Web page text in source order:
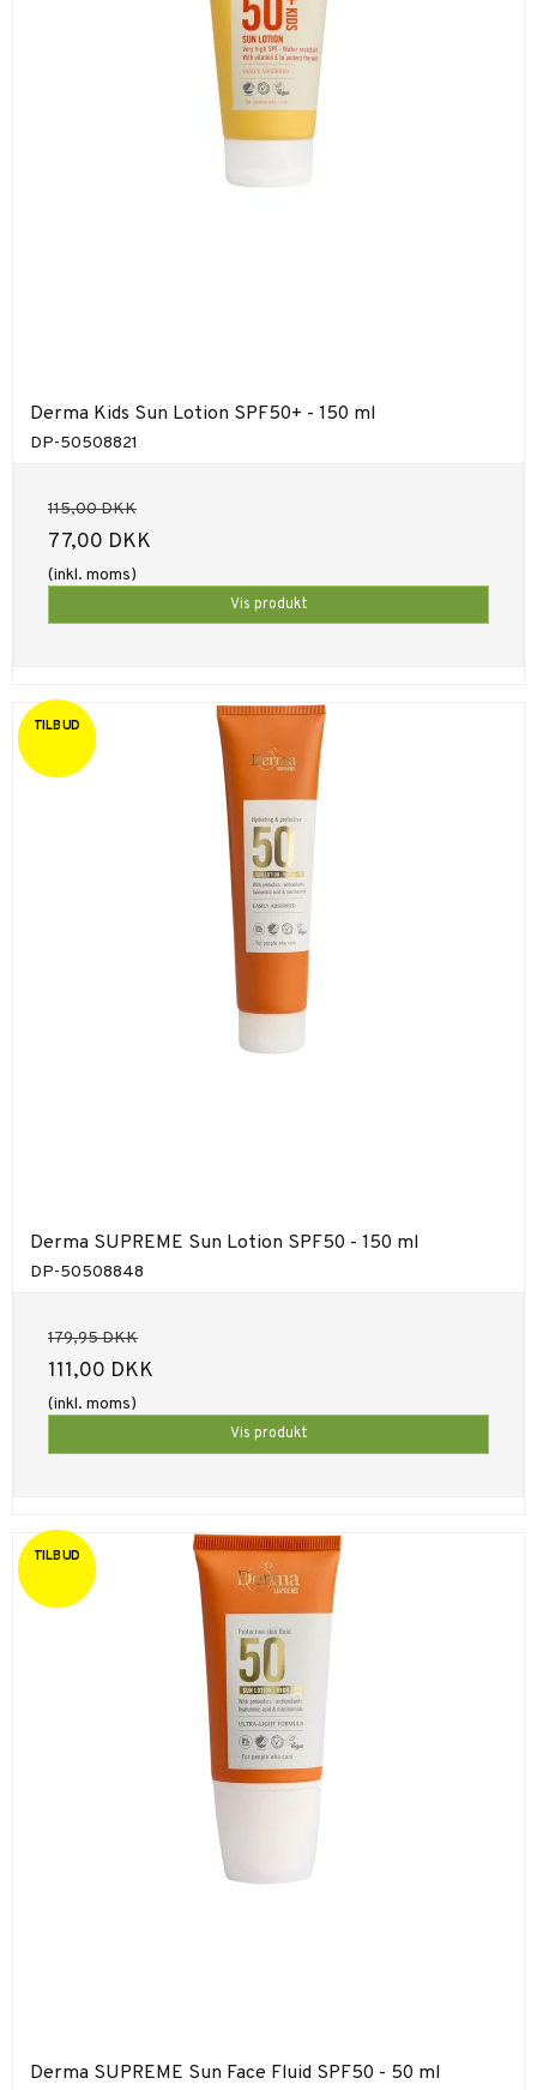
Derma Kids Sun Lotion SPF50+ - 150 ml
DP-50508821
115,00 DKK
77,00 DKK
(inkl. moms)
Vis produkt
TILBUD
Derma SUPREME Sun Lotion SPF50 - 150 ml
DP-50508848
179,95 DKK
111,00 DKK
(inkl. moms)
Vis produkt
TILBUD
Derma SUPREME Sun Face Fluid SPF50 - 50 ml